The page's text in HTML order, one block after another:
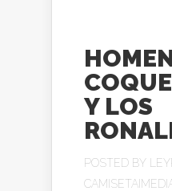
Y LOS
POSTED BY